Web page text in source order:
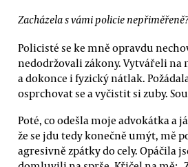
Zacházela s vámi policie nepřiměřeně?
Policisté se ke mně opravdu
nedodržovali zákony. Vytvářeli na
a dokonce i fyzický nátlak.
osprchovat se a vyčistit si zuby.
Poté, co odešla moje advokátka a
že se jdu tedy konečně umýt, mě
agresivně zpátky do cely. Opáčila